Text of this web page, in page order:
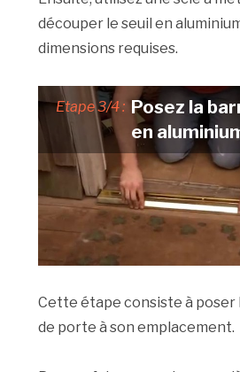
découper le seuil en
dimensions requises.
Etape 3/4 : Posez la
en
Cette étape consiste à poser
de porte à son emplacement.